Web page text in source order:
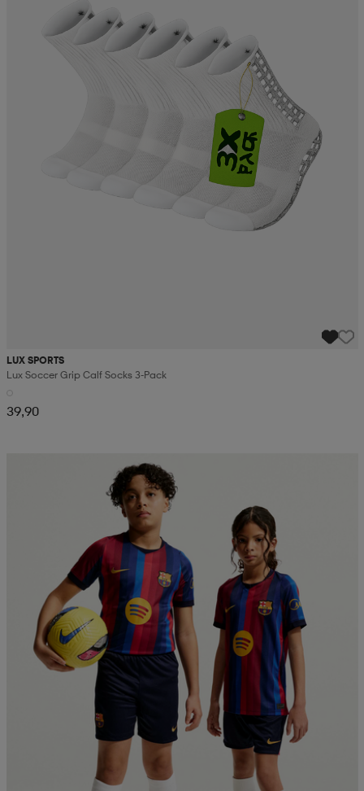
LUX SPORTS
Lux Soccer Grip Calf Socks 3-Pack
39,90